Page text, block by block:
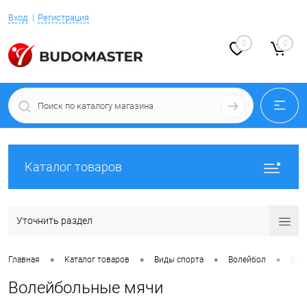
Вход Регистрация
0 0
Каталог товаров
Уточнить раздел
Главная • Каталог товаров • Виды спорта • Волейбол •
Волейбольные мячи